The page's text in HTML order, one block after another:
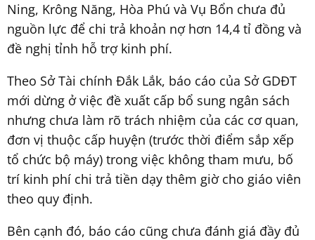
Ning, Krông Năng, Hòa Phú và Vụ Bổn chưa đủ
nguồn lực để chi trả khoản nợ hơn 14,4 tỉ đồng và
đề nghị tỉnh hỗ trợ kinh phí.
Theo Sở Tài chính Đắk Lắk, báo cáo của Sở GDĐT
mới dừng ở việc đề xuất cấp bổ sung ngân sách
nhưng chưa làm rõ trách nhiệm của các cơ quan,
đơn vị thuộc cấp huyện (trước thời điểm sắp xếp
tổ chức bộ máy) trong việc không tham mưu, bố
trí kinh phí chi trả tiền dạy thêm giờ cho giáo viên
theo quy định.
Bên cạnh đó, báo cáo cũng chưa đánh giá đầy đủ